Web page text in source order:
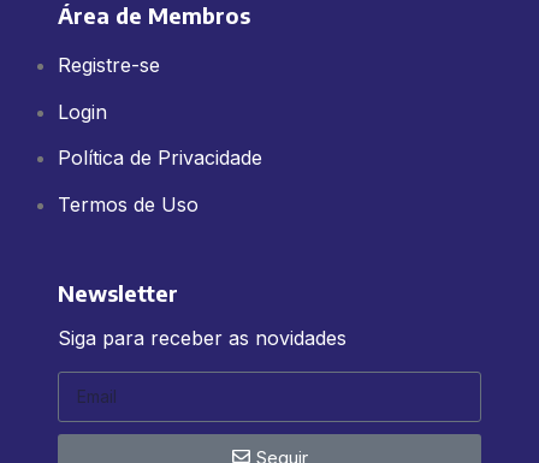
Área de Membros
Registre-se
Login
Política de Privacidade
Termos de Uso
Newsletter
Siga para receber as novidades
Seguir